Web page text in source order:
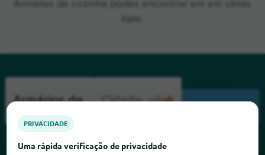
PRIVACIDADE
Uma rápida verificação de privacidade